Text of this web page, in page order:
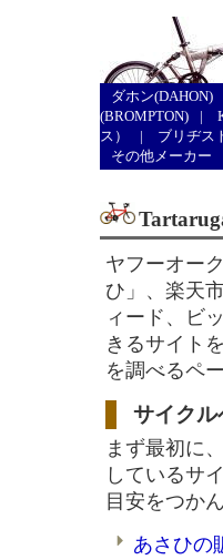
ダホン(DAHON)
(BROMPTON)
|
ス）
| ブリヂス
その他メーカー
ヤフーオー
ひ」、楽天
ィード、ビ
きるサイト
を調べるペ
サイク
まず最初に
しているサ
目安をつか
あさひの